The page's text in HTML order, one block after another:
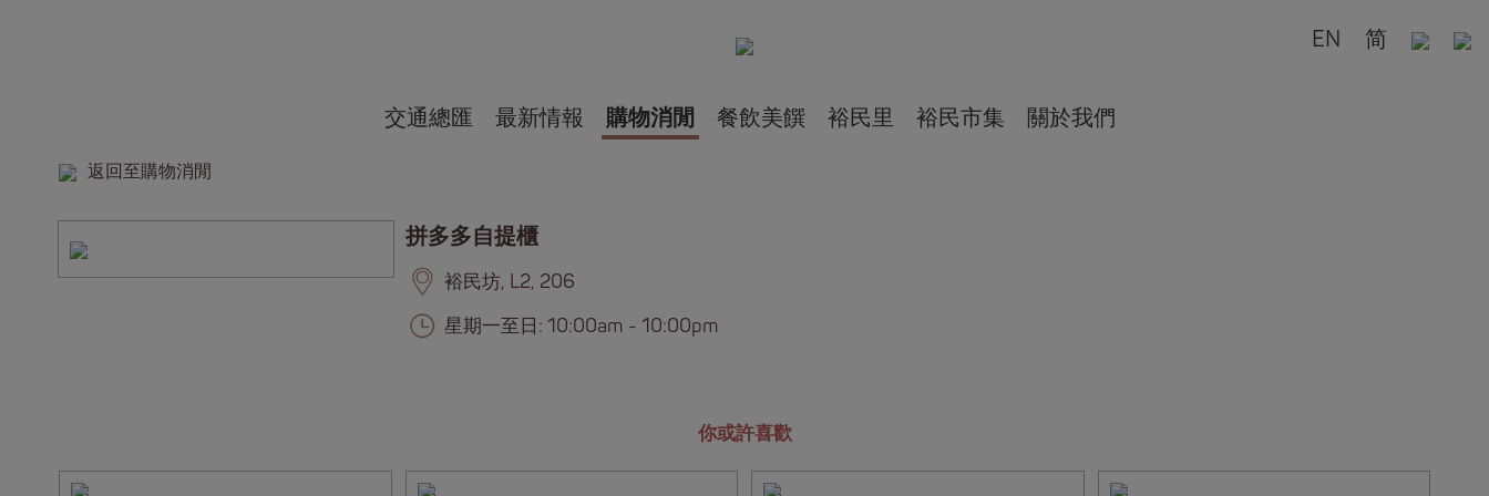
EN 简
交通總匯 最新情報 購物消閒 餐飲美饌 裕民里 裕民市集 關於我們
返回至購物消閒
拼多多自提櫃
裕民坊, L2, 206
星期一至日: 10:00am - 10:00pm
你或許喜歡